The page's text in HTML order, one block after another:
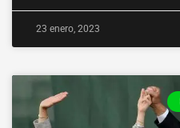
23 enero, 2023